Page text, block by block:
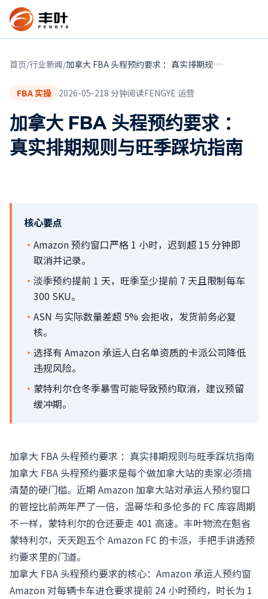
首页/行业新闻/ 加拿大 FBA 头程预约要求 ：真实排期规则与旺季踩坑指南
FBA 实操 2026-05-218 分钟阅读FENGYE 运营
加拿大 FBA 头程预约要求 ：
真实排期规则与旺季踩坑指南
核心要点
· Amazon 预约窗口严格 1 小时，迟到超 15 分钟即
取消并记录。
· 淡季预约提前 1 天，旺季至少提前 7 天且限制每车
300 SKU。
· ASN 与实际数量差超 5% 会拒收，发货前务必复
核。
· 选择有 Amazon 承运人白名单资质的卡派公司降低
违规风险。
· 蒙特利尔仓冬季暴雪可能导致预约取消，建议预留
缓冲期。
加拿大 FBA 头程预约要求 ：真实排期规则与旺季踩坑指南
加拿大 FBA 头程预约要求是每个做加拿大站的卖家必须搞
清楚的硬门槛。近期 Amazon 加拿大站对承运人预约窗口
的管控比前两年严了一倍，温哥华和多伦多的 FC 库容周期
不一样，蒙特利尔的仓还要走 401 高速。丰叶物流在魁省
蒙特利尔，天天跑五个 Amazon FC 的卡派，手把手讲透预
约要求里的门道。
加拿大 FBA 头程预约要求的核心：Amazon 承运人预约窗
Amazon 对每辆卡车进仓要求提前 24 小时预约，时长为 1